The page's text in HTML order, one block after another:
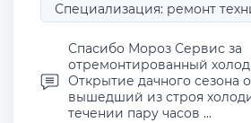
Специализация: ремонт
Спасибо Мороз Сервис за
отремонтированный
Открытие дачного сезона
вышедший из строя
течении пару часов ...